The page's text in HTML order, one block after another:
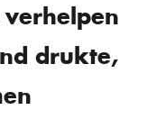
drukte,